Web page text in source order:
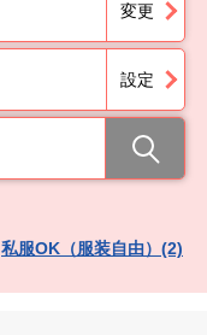
変更
設定
私服OK（服装自由）(2)